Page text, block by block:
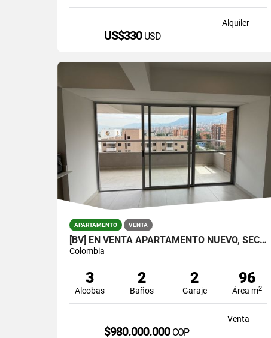
Alquiler
US$330 USD
APARTAMENTO VENTA
[BV] EN VENTA APARTAMENTO NUEVO, SECTOR VIVA ENVIGADO, ANTIOQUIA
Colombia
3
Alcobas
2
Baños
2
Garaje
96
Área m2
Venta
$980.000.000 COP